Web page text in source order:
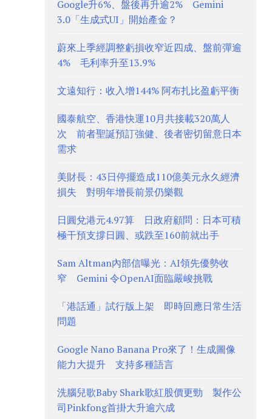
Google升6%、盤後再升逾2% Gemini
3.0「生成式UI」開始產金？
蔚來上季經調整虧損收窄近四成、盤前彈逾
4% 毛利率升至13.9%
文遠知行：收入增144% 阿布扎比盈虧平衡
國泰航空、香港快運10月共接載320萬人
次 前者聖誕預訂強健、後者密切留意日本
需求
美財長：43日停擺造成110億美元永久經濟
損失 對明年增長前景仍樂觀
日圓兌港元4.97算 日政府顧問：日本可積
極干預支撐日圓、或跌至160前就出手
Sam Altman內部信曝光：AI領先優勢收
窄 Gemini 令OpenAI面臨嚴峻挑戰
「港話通」試行版上架 即時回應日常生活
問題
Google Nano Banana Pro來了！生成圖像
能力大提升 支持多種語言
洗腦兒歌Baby Shark歌紅股價更勁 製作公
司Pinkfong首掛大升逾六成